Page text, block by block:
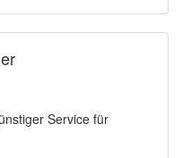
Service für